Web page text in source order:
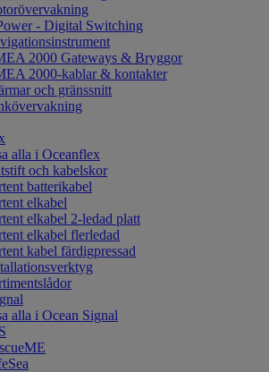
- Digital Switching
2000 Gateways & Bryggor
2000-kablar & kontakter
och gränssnitt
alla i Oceanflex
och kabelskor
batterikabel
elkabel
elkabel 2-ledad platt
elkabel flerledad
kabel färdigpressad
alla i Ocean Signal